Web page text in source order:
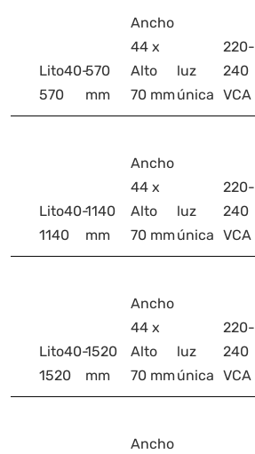
Lito40-
570
570
mm
Ancho
44 x
Alto
70 mm
luz
única
220-
240
VCA
Lito40-
1140
1140
mm
Ancho
44 x
Alto
70 mm
luz
única
220-
240
VCA
Lito40-
1520
1520
mm
Ancho
44 x
Alto
70 mm
luz
única
220-
240
VCA
Ancho